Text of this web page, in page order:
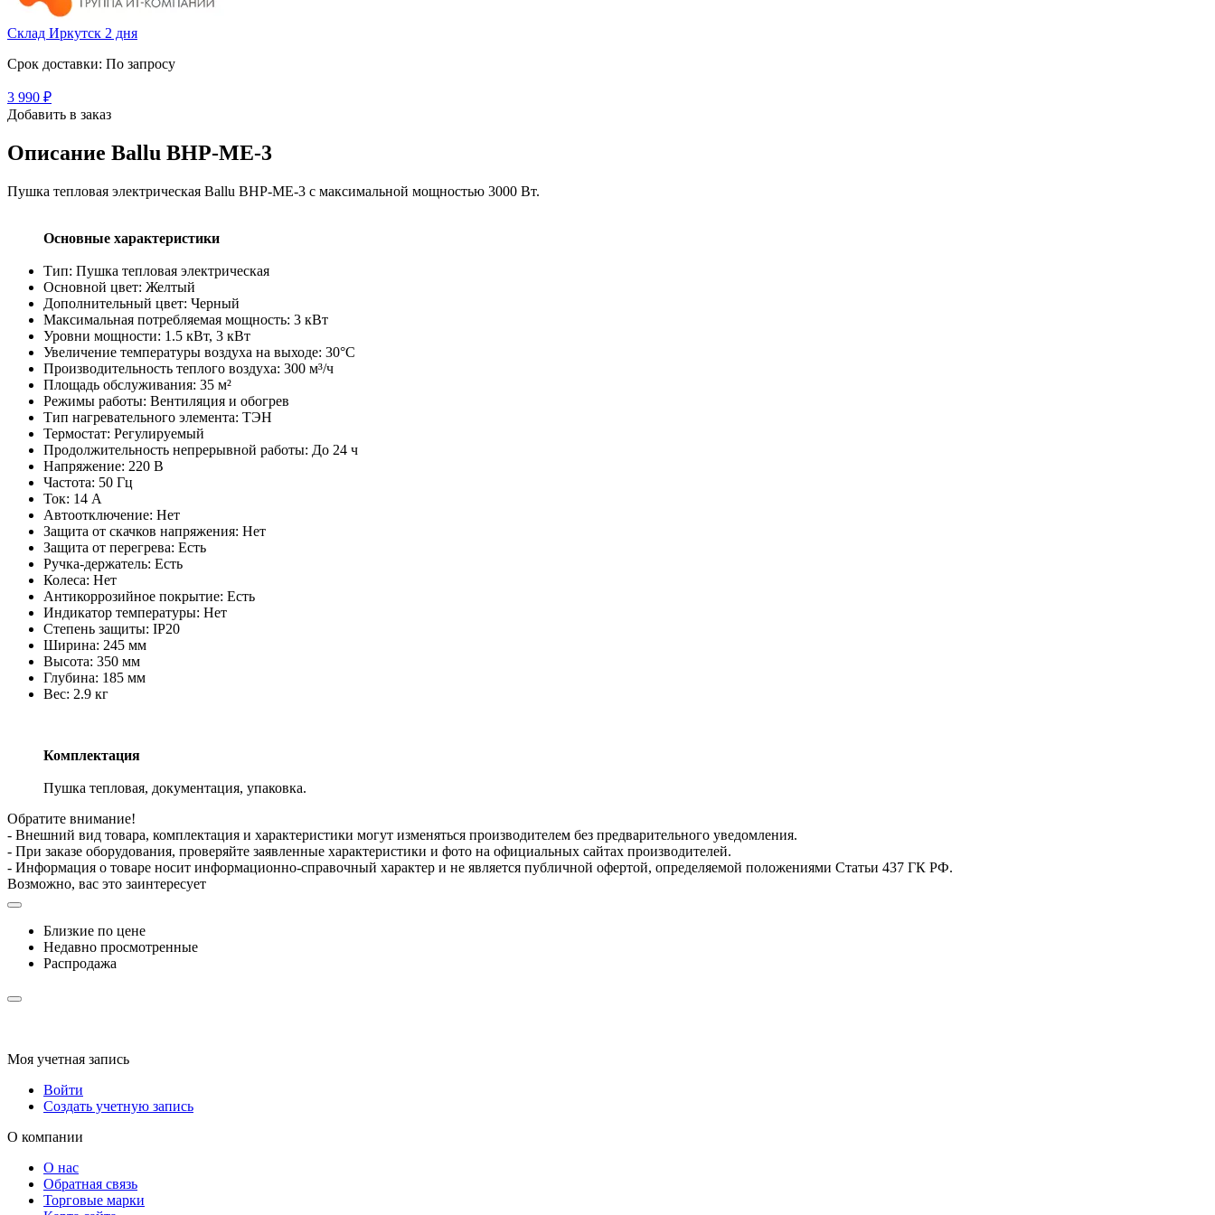
Склад Иркутск 2 дня
Срок доставки: По запросу
3 990 ₽
Добавить в заказ
Описание Ballu BHP-ME-3
Пушка тепловая электрическая Ballu BHP-ME-3 с максимальной мощностью 3000 Вт.
Основные характеристики
Тип: Пушка тепловая электрическая
Основной цвет: Желтый
Дополнительный цвет: Черный
Максимальная потребляемая мощность: 3 кВт
Уровни мощности: 1.5 кВт, 3 кВт
Увеличение температуры воздуха на выходе: 30°C
Производительность теплого воздуха: 300 м³/ч
Площадь обслуживания: 35 м²
Режимы работы: Вентиляция и обогрев
Тип нагревательного элемента: ТЭН
Термостат: Регулируемый
Продолжительность непрерывной работы: До 24 ч
Напряжение: 220 В
Частота: 50 Гц
Ток: 14 А
Автоотключение: Нет
Защита от скачков напряжения: Нет
Защита от перегрева: Есть
Ручка-держатель: Есть
Колеса: Нет
Антикоррозийное покрытие: Есть
Индикатор температуры: Нет
Степень защиты: IP20
Ширина: 245 мм
Высота: 350 мм
Глубина: 185 мм
Вес: 2.9 кг
Комплектация
Пушка тепловая, документация, упаковка.
Обратите внимание!
- Внешний вид товара, комплектация и характеристики могут изменяться производителем без предварительного уведомления.
- При заказе оборудования, проверяйте заявленные характеристики и фото на официальных сайтах производителей.
- Информация о товаре носит информационно-справочный характер и не является публичной офертой, определяемой положениями Статьи 437 ГК РФ.
Возможно, вас это заинтересует
Близкие по цене
Недавно просмотренные
Распродажа
Моя учетная запись
Войти
Создать учетную запись
О компании
О нас
Обратная связь
Торговые марки